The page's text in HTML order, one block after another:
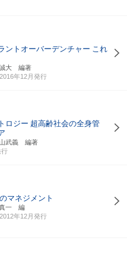
ントオーバーデンチャー これ
誠大 編著
2016年12月発行
ロジー 超高齢社会の全身管
山武義 編著
行
マネジメント
真一 編
2012年12月発行